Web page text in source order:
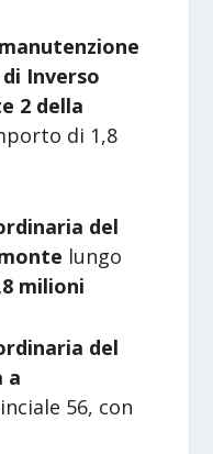
Inverso
2 della
di 1,8
del
lungo
milioni
del
a
56, con